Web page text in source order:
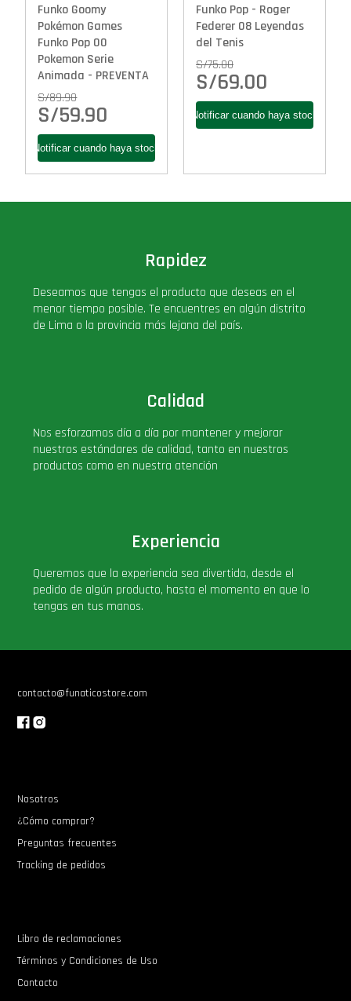
Funko Goomy
Pokémon Games
Funko Pop 00
Pokemon Serie
Animada - PREVENTA
S/89.90
S/59.90
Funko Pop - Roger
Federer 08 Leyendas
del Tenis
S/75.00
S/69.00
Rapidez
Deseamos que tengas el producto que deseas en el
menor tiempo posible. Te encuentres en algún distrito
de Lima o la provincia más lejana del país.
Calidad
Nos esforzamos día a día por mantener y mejorar
nuestros estándares de calidad, tanto en nuestros
productos como en nuestra atención
Experiencia
Queremos que la experiencia sea divertida, desde el
pedido de algún producto, hasta el momento en que lo
tengas en tus manos.
contacto@funaticostore.com
Nosotros
¿Cómo comprar?
Preguntas frecuentes
Tracking de pedidos
Libro de reclamaciones
Términos y Condiciones de Uso
Contacto